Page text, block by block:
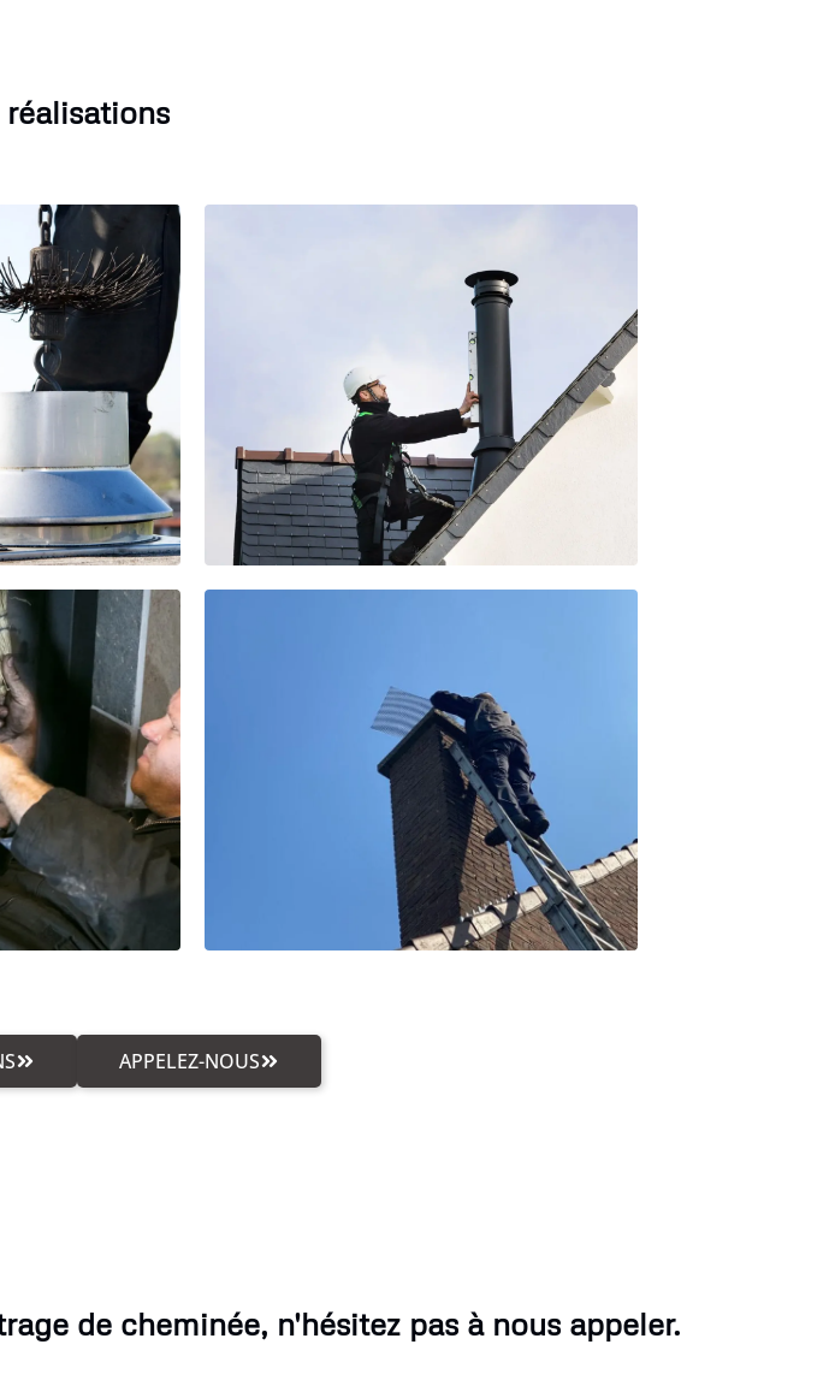
réalisations
APPELEZ-NOUS
de cheminée, n'hésitez pas à nous appeler.